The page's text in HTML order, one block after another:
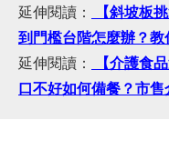
延伸閱讀：
【斜坡板
到門檻台階怎麼辦？
延伸閱讀：
【介護食
口不好如何備餐？市